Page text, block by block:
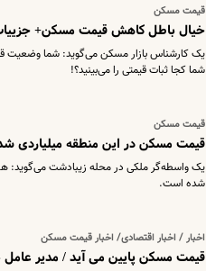
قیمت مسکن
خیال باطل کاهش قیمت مسکن+
یک کارشناس بازار مسکن می‌گوید: شما وضعیت
شما کجا ثبات قیمتی را می‌بینید؟!
قیمت‌ مسکن
قیمت‌ مسکن در این منطقه میلیاردی
یک واسطه‌گر ملکی در محله زیبادشت می‌گوید:
شده است.
اخبار / اخبار اقتصادی/ اخبار قیمت مسکن
قیمت مسکن پایین می آید / مدیر